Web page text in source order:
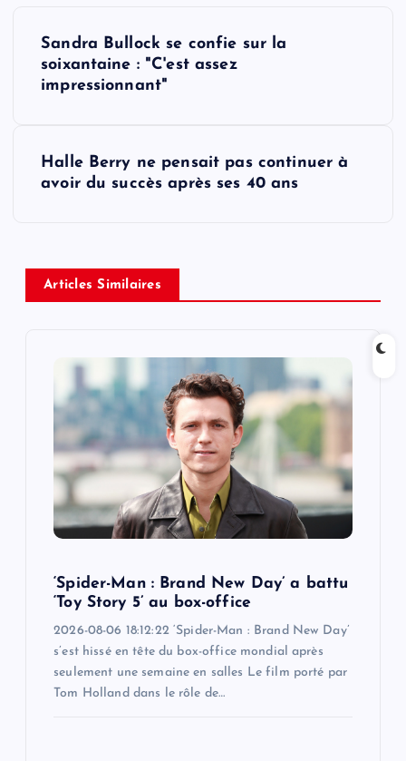
v
Sandra Bullock se confie sur la
soixantaine : "C'est assez
impressionnant"
Halle Berry ne pensait pas continuer à
avoir du succès après ses 40 ans
Articles Similaires
‘Spider-Man : Brand New Day’ a battu
‘Toy Story 5’ au box-office
2026-08-06 18:12:22 ‘Spider-Man : Brand New Day’
s’est hissé en tête du box-office mondial après
seulement une semaine en salles Le film porté par
Tom Holland dans le rôle de…